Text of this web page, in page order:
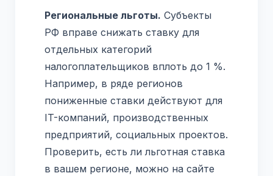
Региональные льготы. Субъекты
РФ вправе снижать ставку для
отдельных категорий
налогоплательщиков вплоть до 1 %.
Например, в ряде регионов
пониженные ставки действуют для
IT-компаний, производственных
предприятий, социальных проектов.
Проверить, есть ли льготная ставка
в вашем регионе, можно на сайте